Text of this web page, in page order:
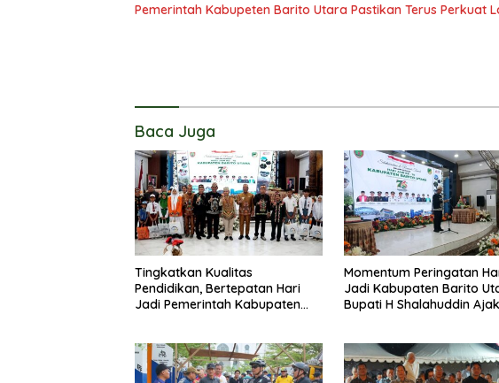
Pemerintah Kabupeten Barito Utara Pastikan Terus Perkuat
Baca Juga
Tingkatkan Kualitas
Pendidikan, Bertepatan Hari
Jadi Pemerintah Kabupaten
Momentum Peringatan
Jadi Kabupaten Barito
Bupati H Shalahuddin Ajak